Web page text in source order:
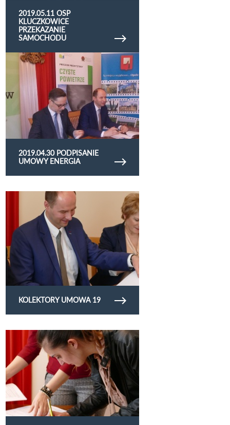
2019.05.11 OSP
KLUCZKOWICE
PRZEKAZANIE
SAMOCHODU
2019.04.30 PODPISANIE
UMOWY ENERGIA
Obejrzyj galerię zdjęć 2019.04.30 podpisanie
umowy energia
KOLEKTORY UMOWA 19
Obejrzyj galerię zdjęć kolektory umowa 19
Obejrzyj galerię zdjęć inicjatywy lokalne 19